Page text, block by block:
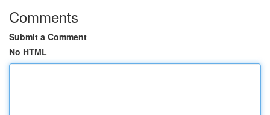
Comments
Submit a Comment
No HTML